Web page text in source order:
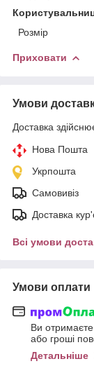
Розмір
Приховати
Умови
Доставка
Нова Пошта
Укрпошта
Самовивіз
Доставка
Всі умови
Умови оплати
Ви
або гроші
Детальніше